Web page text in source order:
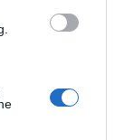
para
con la AECC y